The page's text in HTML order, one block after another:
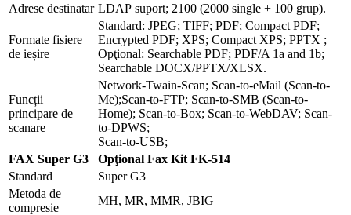
Adrese destinatar LDAP suport; 2100 (2000 single + 100 grup).
Formate fisiere
de ieșire
Standard: JPEG; TIFF; PDF; Compact PDF;
Encrypted PDF; XPS; Compact XPS; PPTX ;
Opţional: Searchable PDF; PDF/A 1a and 1b;
Searchable DOCX/PPTX/XLSX.
Funcții
principare de
scanare
Network-Twain-Scan; Scan-to-eMail (Scan-to-
Me);Scan-to-FTP; Scan-to-SMB (Scan-to-
Home); Scan-to-Box; Scan-to-WebDAV; Scan-
to-DPWS;
Scan-to-USB;
FAX Super G3
Opţional Fax Kit FK-514
Standard
Super G3
Metoda de
compresie
MH, MR, MMR, JBIG